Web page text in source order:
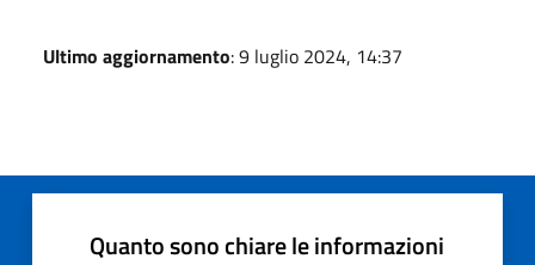
Ultimo aggiornamento: 9 luglio 2024, 14:37
Quanto sono chiare le informazioni